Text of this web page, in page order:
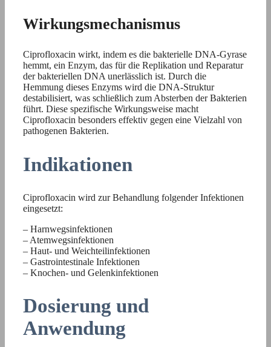
Wirkungsmechanismus
Ciprofloxacin wirkt, indem es die bakterielle DNA-Gyrase
hemmt, ein Enzym, das für die Replikation und Reparatur
der bakteriellen DNA unerlässlich ist. Durch die
Hemmung dieses Enzyms wird die DNA-Struktur
destabilisiert, was schließlich zum Absterben der Bakterien
führt. Diese spezifische Wirkungsweise macht
Ciprofloxacin besonders effektiv gegen eine Vielzahl von
pathogenen Bakterien.
Indikationen
Ciprofloxacin wird zur Behandlung folgender Infektionen
eingesetzt:
– Harnwegsinfektionen
– Atemwegsinfektionen
– Haut- und Weichteilinfektionen
– Gastrointestinale Infektionen
– Knochen- und Gelenkinfektionen
Dosierung und
Anwendung